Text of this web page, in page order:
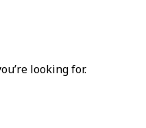
looking for.